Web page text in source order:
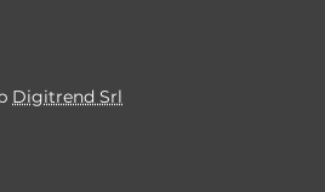
Digitrend Srl